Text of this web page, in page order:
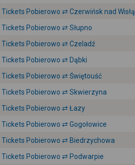
Tickets Pobierowo ⇄ Czerwińsk nad Wisłą
Tickets Pobierowo ⇄ Słupno
Tickets Pobierowo ⇄ Czeladź
Tickets Pobierowo ⇄ Dąbki
Tickets Pobierowo ⇄ Świętouść
Tickets Pobierowo ⇄ Skwierzyna
Tickets Pobierowo ⇄ Łazy
Tickets Pobierowo ⇄ Gogołowice
Tickets Pobierowo ⇄ Biedrzychowa
Tickets Pobierowo ⇄ Podwarpie